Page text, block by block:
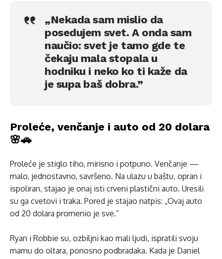
„Nekada sam mislio da
posedujem svet. A onda sam
naučio: svet je tamo gde te
čekaju mala stopala u
hodniku i neko ko ti kaže da
je supa baš dobra.”
Proleće, venčanje i auto od 20 dolara
🌸🚗
Proleće je stiglo tiho, mirisno i potpuno. Venčanje —
malo, jednostavno, savršeno. Na ulazu u baštu, opran i
ispoliran, stajao je onaj isti crveni plastični auto. Uresili
su ga cvetovi i traka. Pored je stajao natpis: „Ovaj auto
od 20 dolara promenio je sve.”
Ryan i Robbie su, ozbiljni kao mali ljudi, ispratili svoju
mamu do oltara, ponosno podbradaka. Kada je Daniel